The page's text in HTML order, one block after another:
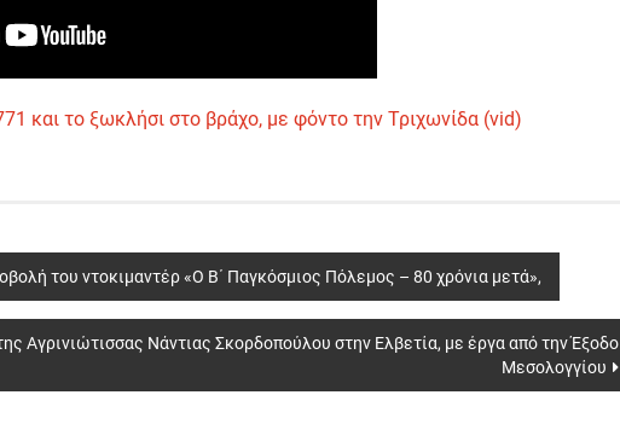
και το ξωκλήσι στο βράχο, με φόντο την Τριχωνίδα (vid)
του ντοκιμαντέρ «Ο Β΄ Παγκόσμιος Πόλεμος – 80 χρόνια μετά»,
Αγρινιώτισσας Νάντιας Σκορδοπούλου στην Ελβετία, με έργα από την Έξοδο
Μεσολογγίου